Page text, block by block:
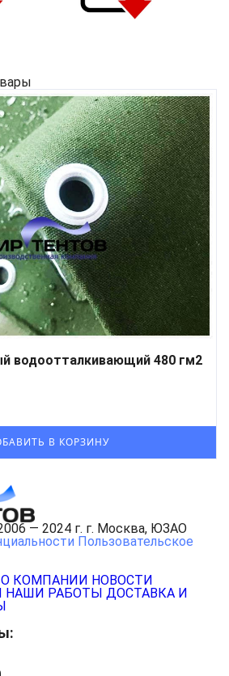
водоотталкивающий 480 гм2
— 2024 г. г. Москва, ЮЗАО
Пользовательское
О КОМПАНИИ НОВОСТИ
НАШИ РАБОТЫ ДОСТАВКА И